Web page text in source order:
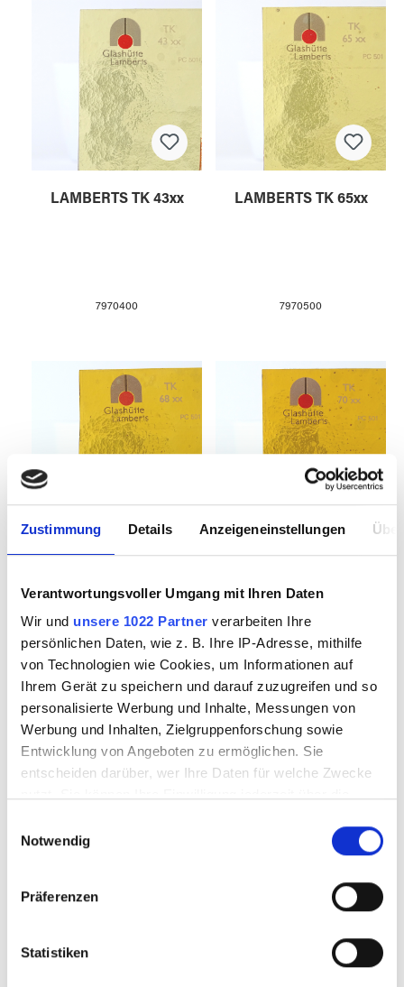
Zustimmung Details Anzeigeneinstellungen
Verantwortungsvoller Umgang mit Ihren Daten
Wir und unsere 1022 Partner verarbeiten Ihre
persönlichen Daten, wie z. B. Ihre IP-Adresse, mithilfe
von Technologien wie Cookies, um Informationen auf
Ihrem Gerät zu speichern und darauf zuzugreifen und so
personalisierte Werbung und Inhalte, Messungen von
Werbung und Inhalten, Zielgruppenforschung sowie
Entwicklung von Angeboten zu ermöglichen. Sie
entscheiden darüber, wer Ihre Daten für welche Zwecke
Trigger Symbol ändern oder widerrufen
Informationen über Ihre geografische Lage
können
Notwendig
Präferenzen
Statistiken
LAMBERTS TK 43xx
7970400
LAMBERTS TK 65xx
7970500
LAMBERTS TK 68xx
7970600
LAMBERTS TK 70xx
7970700